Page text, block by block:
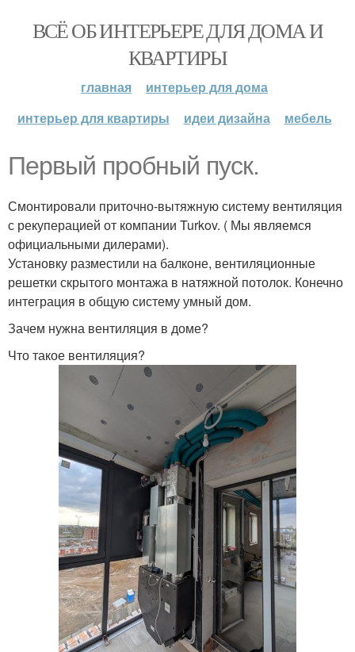
ВСЁ ОБ ИНТЕРЬЕРЕ ДЛЯ ДОМА И
КВАРТИРЫ
главная
интерьер для дома
интерьер для квартиры
идеи дизайна мебель
Первый пробный пуск.
Смонтировали приточно-вытяжную систему вентиляция
с рекуперацией от компании Turkov. ( Мы являемся
официальными дилерами).
Установку разместили на балконе, вентиляционные
решетки скрытого монтажа в натяжной потолок. Конечно
интеграция в общую систему умный дом.
Зачем нужна вентиляция в доме?
Что такое вентиляция?